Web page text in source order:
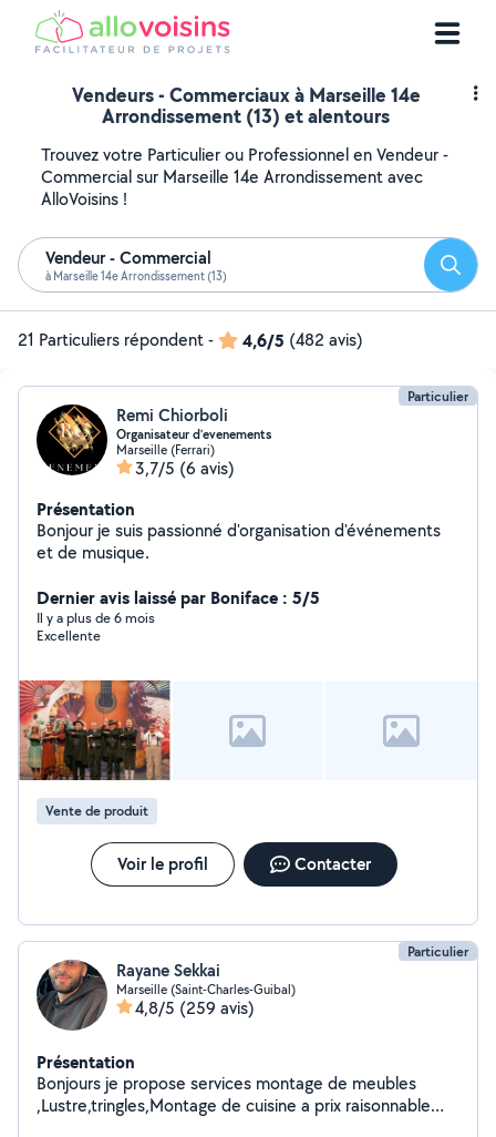
Vendeurs - Commerciaux à Marseille 14e
Arrondissement (13) et alentours
Trouvez votre Particulier ou Professionnel en Vendeur -
Commercial sur Marseille 14e Arrondissement avec
AlloVoisins !
Vendeur - Commercial
à Marseille 14e Arrondissement (13)
21 Particuliers répondent- 4,6/5 (482 avis)
Particulier
Remi Chiorboli
Organisateur d’evenements
Marseille (Ferrari)
3,7/5 (6 avis)
Présentation
Bonjour je suis passionné d'organisation d'événements
et de musique.
Dernier avis laissé par Boniface : 5/5
Il y a plus de 6 mois
Excellente
Vente de produit
Voir le profil Contacter
Particulier
Rayane Sekkai
Marseille (Saint-Charles-Guibal)
4,8/5 (259 avis)
Présentation
Bonjours je propose services montage de meubles
,Lustre,tringles,Montage de cuisine a prix raisonnable